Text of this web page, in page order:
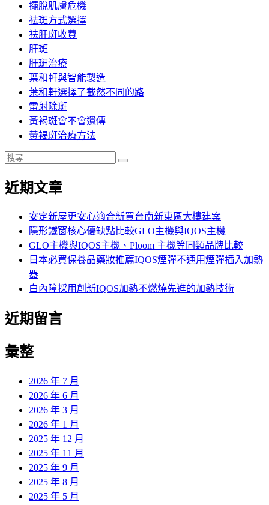
擺脫肌膚危機
祛斑方式選擇
祛肝斑收費
肝斑
肝斑治療
葉和軒與智能製造
葉和軒選擇了截然不同的路
雷射除斑
黃褐斑會不會遺傳
黃褐斑治療方法
搜
關
近期文章
安定新屋更安心適合新買台南新東區大樓建案
隱形鐵窗核心優缺點比較GLO主機與IQOS主機
GLO主機與IQOS主機、Ploom 主機等同類品牌比較
日本必買保養品藥妝推薦IQOS煙彈不通用煙彈插入加熱
器
白內障採用創新IQOS加熱不燃燒先進的加熱技術
近期留言
彙整
2026 年 7 月
2026 年 6 月
2026 年 3 月
2026 年 1 月
2025 年 12 月
2025 年 11 月
2025 年 9 月
2025 年 8 月
2025 年 5 月